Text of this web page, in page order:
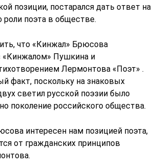
позиции, постарался дать ответ на
роли поэта в обществе.
что «Кинжал» Брюсова
«Кинжалом» Пушкина и
Лермонтова «Поэт» .
факт, поскольку на знаковых
светил русской поэзии было
поколение российского общества.
интересен нам позицией поэта,
от гражданских принципов